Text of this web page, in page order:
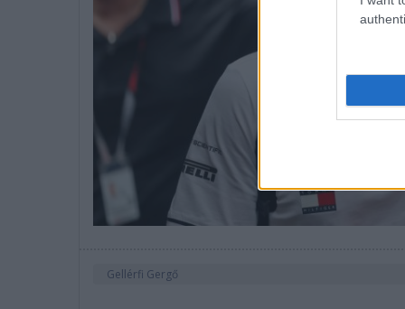
Gellérfi Gergő